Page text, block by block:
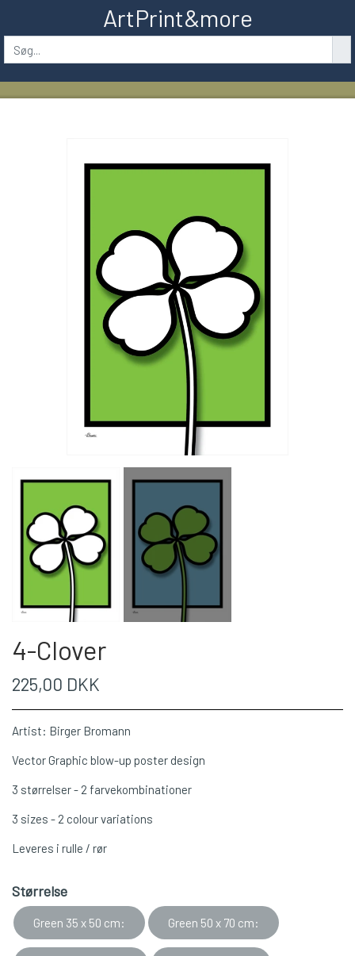
ArtPrint&more
4-Clover
225,00 DKK
Artist: Birger Bromann
Vector Graphic blow-up poster design
3 størrelser - 2 farvekombinationer
3 sizes - 2 colour variations
Leveres i rulle / rør
Størrelse
Green 35 x 50 cm: Green 50 x 70 cm: